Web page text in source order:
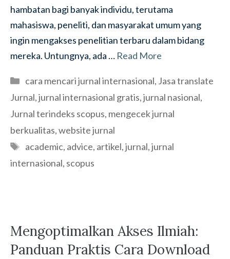
hambatan bagi banyak individu, terutama
mahasiswa, peneliti, dan masyarakat umum yang
ingin mengakses penelitian terbaru dalam bidang
mereka. Untungnya, ada … Read More
Categories
cara mencari jurnal internasional, Jasa translate
Jurnal,jurnal internasional gratis,jurnal nasional,
Jurnal terindeks scopus, mengecek jurnal
berkualitas,website jurnal
Tags
academic, advice, artikel,jurnal,jurnal
internasional, scopus
Mengoptimalkan Akses Ilmiah:
Panduan Praktis Cara Download